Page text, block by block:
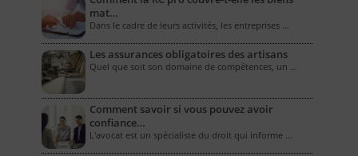
mat…
Dans le cadre de leurs activités, les entreprises …
Les assurances obligatoires des artisans
Quel que soit son domaine de compétences, un …
Comment savoir si vous pouvez avoir
confiance…
L'avocat est un spécialiste du droit qui informe …